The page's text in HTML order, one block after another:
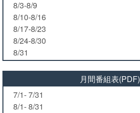
8/3-8/9
8/10-8/16
8/17-8/23
8/24-8/30
8/31
月間番組表(PDF)
7/1- 7/31
8/1- 8/31